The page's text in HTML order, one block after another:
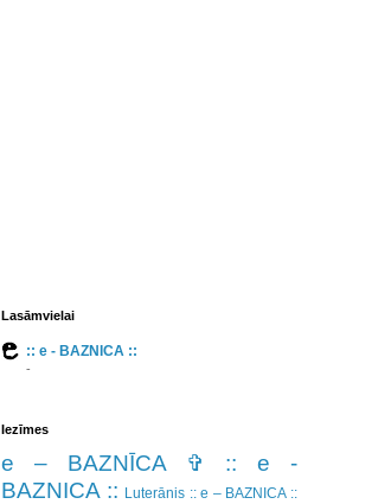
Lasāmvielai
:: e - BAZNICA ::
-
Iezīmes
e – BAZNĪCA ✞
:: e -
BAZNICA :: Luterānis :: e – BAZNICA ::